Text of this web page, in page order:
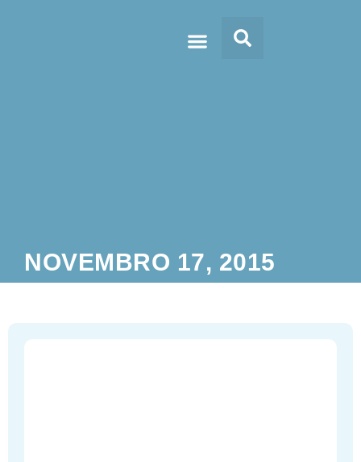
NOVEMBRO 17, 2015